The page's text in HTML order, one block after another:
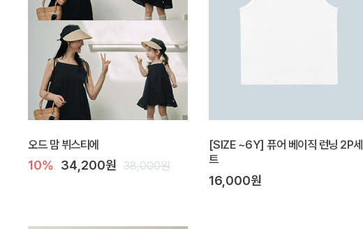
오드 맘 뷔스티에
10% 34,200원 38,000원
[SIZE ~6Y] 퓨어 베이직 런닝 2P세
트
16,000원